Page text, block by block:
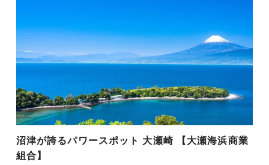
沼津が誇るパワースポット 大瀬崎 【大瀬海浜商業
組合】